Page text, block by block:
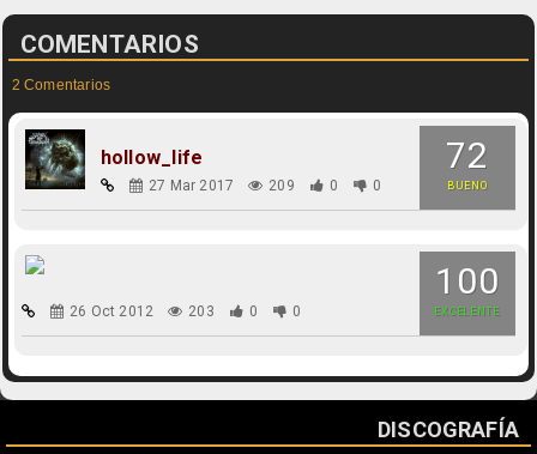
COMENTARIOS
2 Comentarios
72
BUENO
hollow_life
27 Mar 2017 209 0 0
100
EXCELENTE
26 Oct 2012 203 0 0
DISCOGRAFÍA